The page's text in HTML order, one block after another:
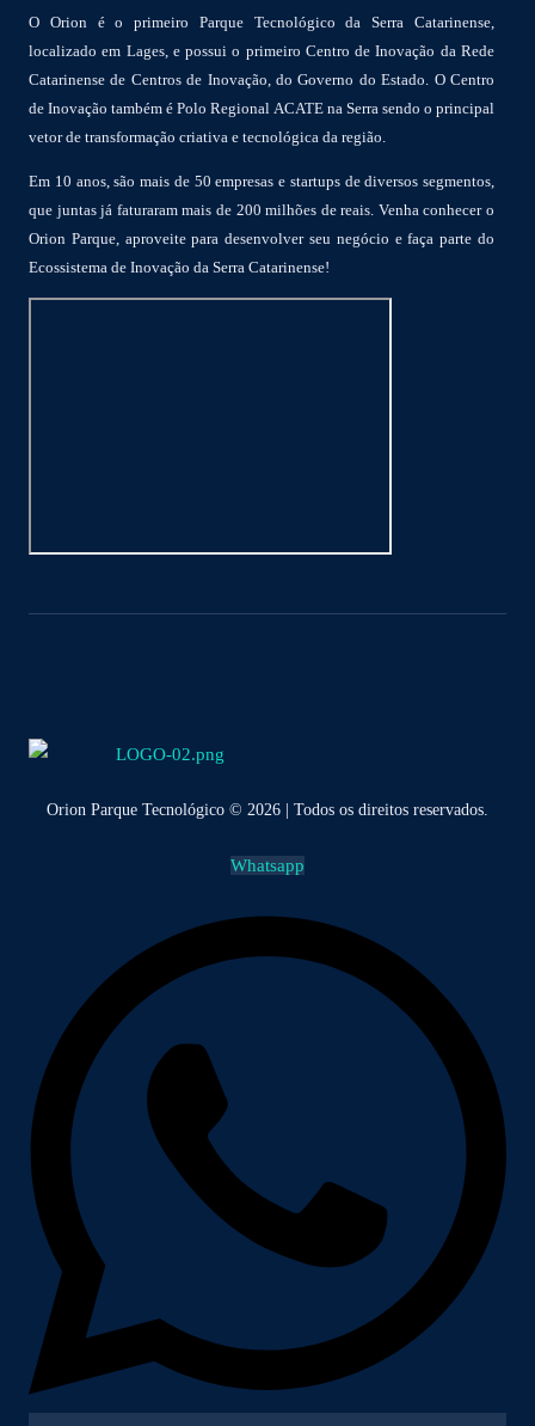
O Orion é o primeiro Parque Tecnológico da Serra Catarinense,
localizado em Lages, e possui o primeiro Centro de Inovação da Rede
Catarinense de Centros de Inovação, do Governo do Estado. O Centro
de Inovação também é Polo Regional ACATE na Serra sendo o principal
vetor de transformação criativa e tecnológica da região.
Em 10 anos, são mais de 50 empresas e startups de diversos segmentos,
que juntas já faturaram mais de 200 milhões de reais. Venha conhecer o
Orion Parque, aproveite para desenvolver seu negócio e faça parte do
Ecossistema de Inovação da Serra Catarinense!
Orion Parque Tecnológico © 2026 | Todos os direitos reservados.
Whatsapp